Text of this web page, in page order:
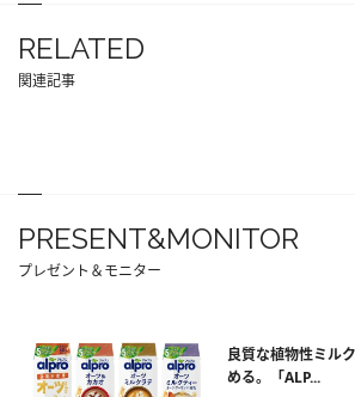
RELATED
関連記事
PRESENT&MONITOR
プレゼント＆モニター
良質な植物性ミル
める。「ALP...